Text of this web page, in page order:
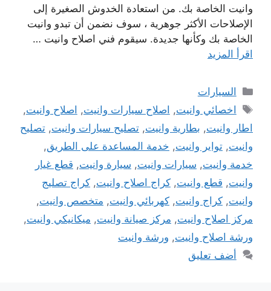
وانيت الخاصة بك. من استعادة الخدوش الصغيرة إلى
الإصلاحات الأكثر جوهرية ، سوف نضمن أن تبدو وانيت
الخاصة بك وكأنها جديدة. سيقوم فني اصلاح وانيت …
اقرأ المزيد
التصنيفات
السيارات
الوسوم
اخصائي وانيت, اصلاح سيارات وانيت, اصلاح وانيت,
اطار وانيت, بطارية وانيت, تصليح سيارات وانيت, تصليح
وانيت, تواير وانيت, خدمة المساعدة على الطريق,
خدمة وانيت, سيارات وانيت, سيارة وانيت, قطع غيار
وانيت, قطع وانيت, كراج اصلاح وانيت, كراج تصليج
وانيت, كراج وانيت, كهربائي وانيت, متخصص وانيت,
مركز اصلاح وانيت, مركز صيانة وانيت, ميكانيكي وانيت,
ورشة اصلاح وانيت, ورشة وانيت
أضف تعليق